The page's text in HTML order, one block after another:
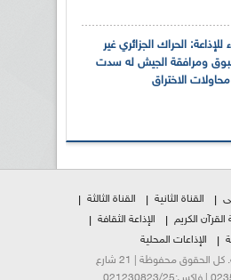
للإذاعة: الحراك الجزائري غير
ومرافقة الجيش له سدت
الاختراق
القناة الثانية
القناة الثالثة
القرآن الكريم
الإذاعة الثقافة
الإذاعات المحلية
© 2026 الإذاعة الجزائرية. كل الحقوق محفوظة | 21 شارع